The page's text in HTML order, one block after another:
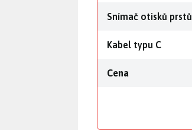
Snímač otisků prstů
Kabel typu C
Cena